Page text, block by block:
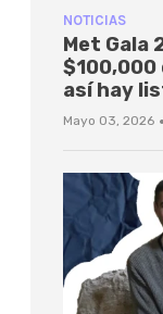
NOTICIAS
Met Gala
$100,000
así hay
Mayo 03, 2026 ·